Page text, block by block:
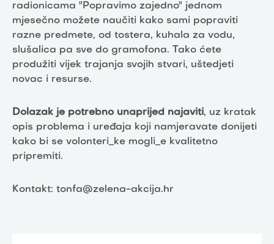
radionicama "Popravimo zajedno" jednom
mjesečno možete naučiti kako sami popraviti
razne predmete, od tostera, kuhala za vodu,
slušalica pa sve do gramofona. Tako ćete
produžiti vijek trajanja svojih stvari, uštedjeti
novac i resurse.
Dolazak je potrebno unaprijed najaviti, uz kratak
opis problema i uređaja koji namjeravate donijeti
kako bi se volonteri_ke mogli_e kvalitetno
pripremiti.
Kontakt: tonfa@zelena-akcija.hr